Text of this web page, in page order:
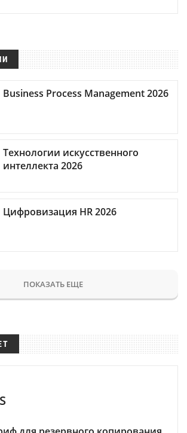
Business Process Management 2026
Технологии искусственного
интеллекта 2026
Цифровизация HR 2026
ПОКАЗАТЬ ЕЩЕ